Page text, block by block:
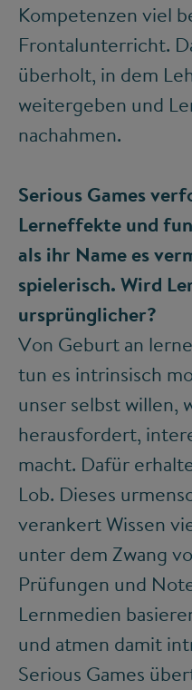
Kompetenzen viel
Frontalunterricht.
überholt, in dem
weitergeben und
nachahmen.
Serious Games
Lerneffekte und
als ihr Name es
spielerisch. Wird
ursprünglicher?
Von Geburt an
tun es intrinsisch
unser selbst willen,
herausfordert,
macht. Dafür
Lob. Dieses
verankert Wissen
unter dem Zwang
Prüfungen und
Lernmedien
und atmen damit
Serious Games